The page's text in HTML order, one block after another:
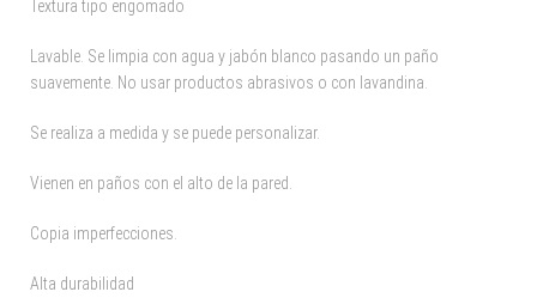
Textura tipo engomado
Lavable. Se limpia con agua y jabón blanco pasando un paño
suavemente. No usar productos abrasivos o con lavandina.
Se realiza a medida y se puede personalizar.
Vienen en paños con el alto de la pared.
Copia imperfecciones.
Alta durabilidad